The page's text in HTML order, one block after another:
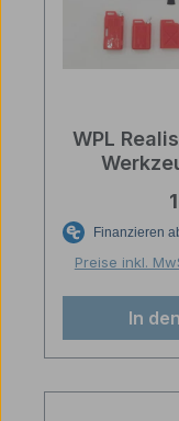
WPL
Preise inkl.
In